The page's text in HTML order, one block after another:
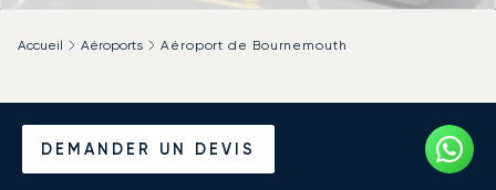
DEMANDER UN DEVIS
Accueil Aéroports Aéroport de Bournemouth
Louer un Jet Privé de/vers
l'Aéroport de Bournemouth